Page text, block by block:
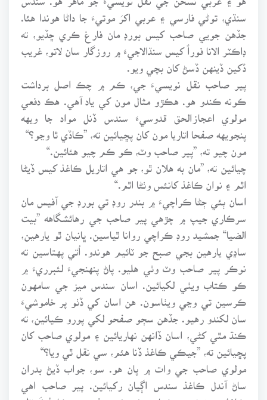
سنڌي، توڻي فارسي ۽ عربي اکرَ موتيءَ جا داڻا هوندا هئا.
جڏهن جويي صاحب کيس بورڊ مان فارغ ڪري ڇڏيو، ته
ڊاڪٽر الانا فوراً کيس سنڌالاجيءَ ۾ روزگار سان لاتو، غريب
ڏکين ڏينهن ڏسڻ کان بچي ويو.
پير صاحب نقل نويسيءَ جي، ڪم ۾ چڪ اصل برداشت
ڪونه ڪندو هو. هڪڙو مثال مون کي ياد آهي. هڪ دفعي
مولوي اعجازالحق قدوسيءَ سندس ڏنل مواد جا ويهه
پنجويهه صفحا اتاريا مون کان پڇيائين ته، ”ڪاڏي ٿا وڃو؟“
مون چيو ته، ”پير صاحب وٽ، ڪو ڪم چيو هئائين.“
چيائين ته، ”مان به هلان ٿو، جو هي اتاريل ڪاغذ کيس ڏيڻا
اٿم ۽ نوان ڪاغذ کانئس وٺڻا اٿم.“
اسان ٻئي ڄڻا ڪراچيءَ ۾ بندر روڊ تي بورڊ جي آفيس مان
سرڪاري جيپ ۾ چڙهي پير صاحب جي رهائشگاهه ”بيت
الضيا“ جمشيد روڊ ڪراچي روانا ٿياسين. ڀانيان ٿو يارهين،
ساڍي يارهين بجي صبح جو ٽائيم هوندو. اُتي پهتاسين ته
نوڪر پير صاحب وٽ وٺي هليو. پاڻ پنهنجيءَ لئبرريءَ ۾
ڪو ڪتاب ويٺي لکيائين. اسان سندس ميز جي سامهون
ڪرسين تي وڃي ويٺاسون. هن اسان کي ڏٺو پر خاموشيءَ
سان لکندو رهيو. جڏهن سڄو صفحو لکي پورو ڪيائين، ته
ڪنڌ مٿي کڻي، اسان ڏانهن نهاريائين ۽ مولوي صاحب کان
پڇيائين ته، ”جيڪي ڪاغذ ڏنا هئم، سي نقل ٿي ويا؟“
مولوي صاحب جي وات ۾ پان هو. سو، جواب ڏيڻ بدران
ساڻ آندل ڪاغذ سندس اڳيان رکيائين. پير صاحب اهي
ڪاغذ پڙهڻ شروع ڪيا. پهرئين ئي صفحي ۾ ڪا چُڪَ نظر